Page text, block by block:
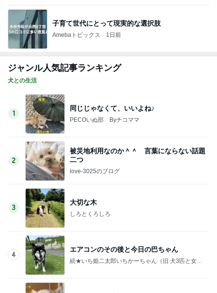
子育て世代にとって現実的な選択肢
Amebaトピックス 1日前
ジャンル人気記事ランキング
犬との生活
1
同じじゃなくて、いいよね♪
PECOいぬ部 Byチコママ
2
被災地利用なのか＾＾ 言葉にならない話題
二つ
love-3025のブログ
3
大切な木
しろとくろしろ
4
エアコンのその後と今日の巴ちゃん
続★いち姫二太郎いちかーちゃん（旧 犬3匹と女一